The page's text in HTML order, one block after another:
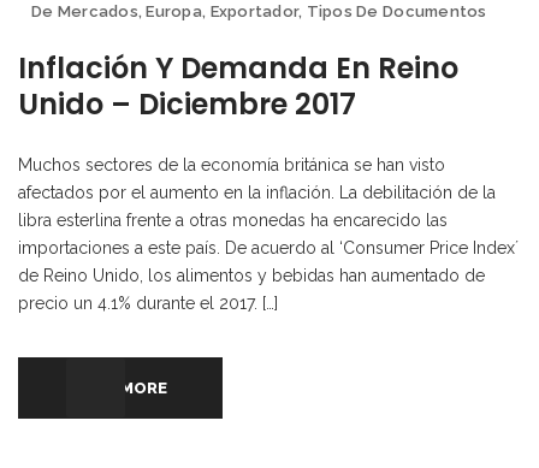
De Mercados,Europa, Exportador, Tipos De Documentos
Inflación Y Demanda En Reino
Unido – Diciembre 2017
Muchos sectores de la economía británica se han visto
afectados por el aumento en la inflación. La debilitación de la
libra esterlina frente a otras monedas ha encarecido las
importaciones a este país. De acuerdo al ‘Consumer Price Index´
de Reino Unido, los alimentos y bebidas han aumentado de
precio un 4.1% durante el 2017. […]
READ MORE